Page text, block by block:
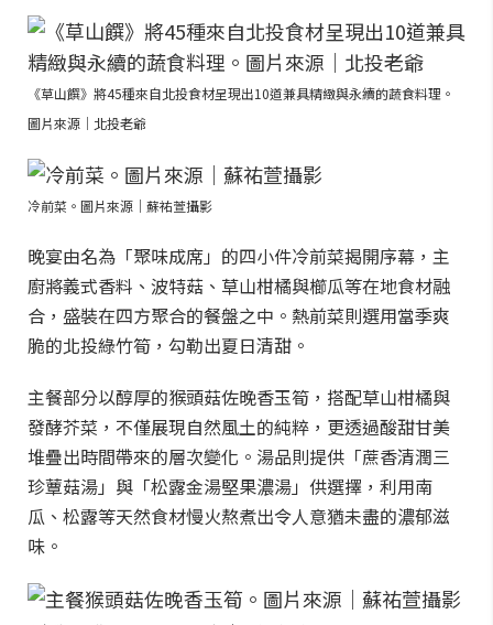
《草山饌》將45種來自北投食材呈現出10道兼具精緻與永續的蔬食料理。
圖片來源｜北投老爺
冷前菜。圖片來源｜蘇祐萱攝影
晚宴由名為「聚味成席」的四小件冷前菜揭開序幕，主
廚將義式香料、波特菇、草山柑橘與櫛瓜等在地食材融
合，盛裝在四方聚合的餐盤之中。熱前菜則選用當季爽
脆的北投綠竹筍，勾勒出夏日清甜。
主餐部分以醇厚的猴頭菇佐晚香玉筍，搭配草山柑橘與
發酵芥菜，不僅展現自然風土的純粹，更透過酸甜甘美
堆疊出時間帶來的層次變化。湯品則提供「蔗香清潤三
珍蕈菇湯」與「松露金湯堅果濃湯」供選擇，利用南
瓜、松露等天然食材慢火熬煮出令人意猶未盡的濃郁滋
味。